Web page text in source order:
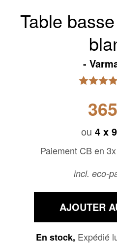
Table
ou 4 x
Paiement CB en
incl. eco-
AJOUTER
En stock, Expédié